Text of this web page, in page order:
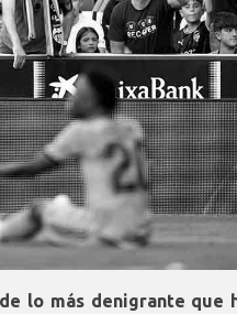
lo más denigrante que